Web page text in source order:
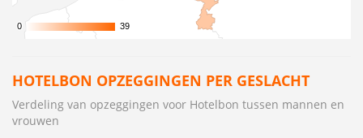
0
0 39
39
HOTELBON OPZEGGINGEN PER GESLACHT
Verdeling van opzeggingen voor Hotelbon tussen mannen en
vrouwen